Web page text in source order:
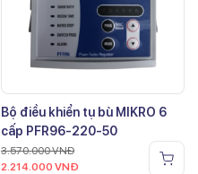
Bộ điều khiển tụ bù MIKRO 6
cấp PFR96-220-50
3.570.000VNĐ
2.214.000 VNĐ